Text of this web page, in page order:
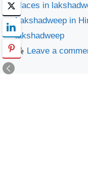
places in
Lakshadweep in
lakshadweep
Leave a